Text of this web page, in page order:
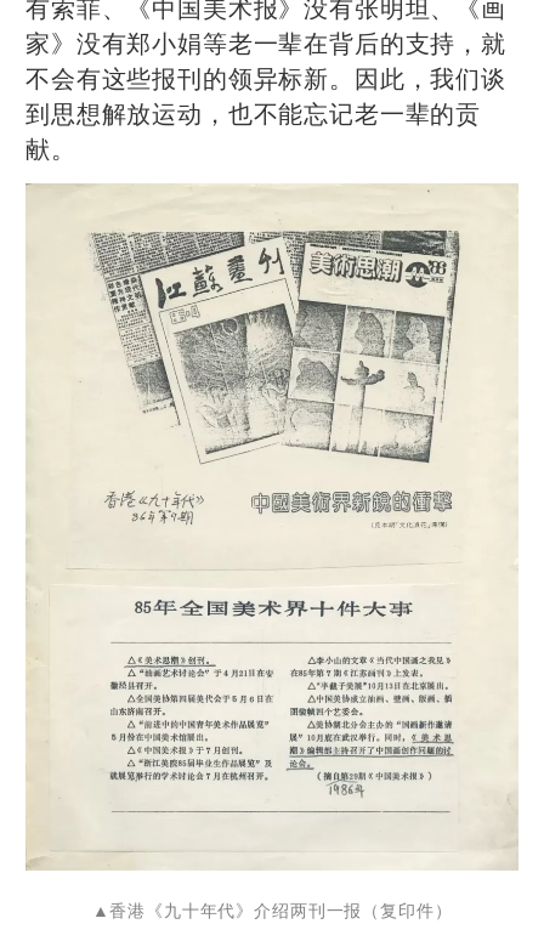
家》没有郑小娟等老一辈在背后的支持，就
不会有这些报刊的领异标新。因此，我们谈
到思想解放运动，也不能忘记老一辈的贡
献。
▲香港《九十年代》介绍两刊一报（复印件）